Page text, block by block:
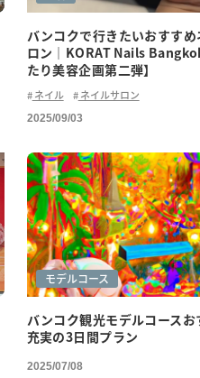
バンコクで行きたいおすすめ
ロン｜KORAT Nails
たり美容企画第二弾】
ネイル ネイルサロン
2025/09/03
バンコク観光モデルコースお
充実の3日間プラン
モデルコース
2025/07/08